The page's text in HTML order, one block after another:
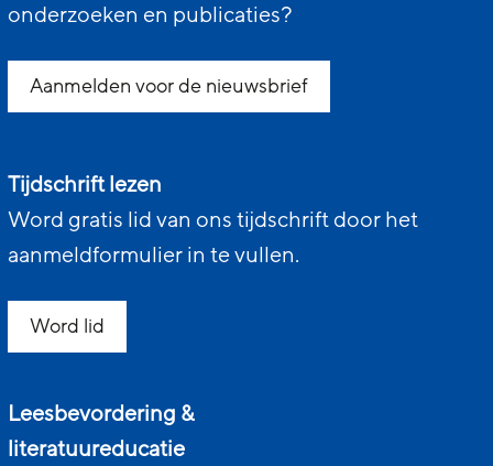
onderzoeken en publicaties?
Aanmelden voor de nieuwsbrief
Tijdschrift lezen
Word gratis lid van ons tijdschrift door het
aanmeldformulier in te vullen.
Word lid
Leesbevordering &
literatuureducatie